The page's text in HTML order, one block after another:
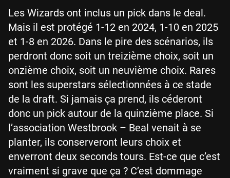
Les Wizards ont inclus un pick dans le deal.
Mais il est protégé 1-12 en 2024, 1-10 en 2025
et 1-8 en 2026. Dans le pire des scénarios, ils
perdront donc soit un treizième choix, soit un
onzième choix, soit un neuvième choix. Rares
sont les superstars sélectionnées à ce stade
de la draft. Si jamais ça prend, ils céderont
donc un pick autour de la quinzième place. Si
l’association Westbrook – Beal venait à se
planter, ils conserveront leurs choix et
enverront deux seconds tours. Est-ce que c’est
vraiment si grave que ça ? C’est dommage